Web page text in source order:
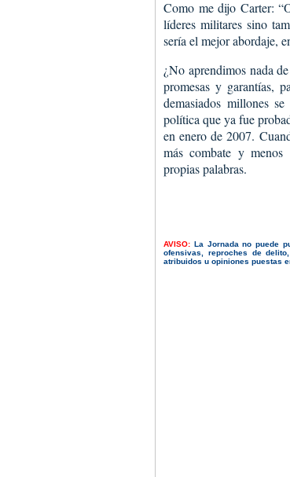
Como me dijo Carter:
líderes militares sino
sería el mejor abordaje,
¿No aprendimos nada
promesas y garantías,
demasiados millones
política que ya fue
en enero de 2007.
más combate y menos
propias palabras.
AVISO: La Jornada no puede
ofensivas, reproches de
atribuidos u opiniones puestas